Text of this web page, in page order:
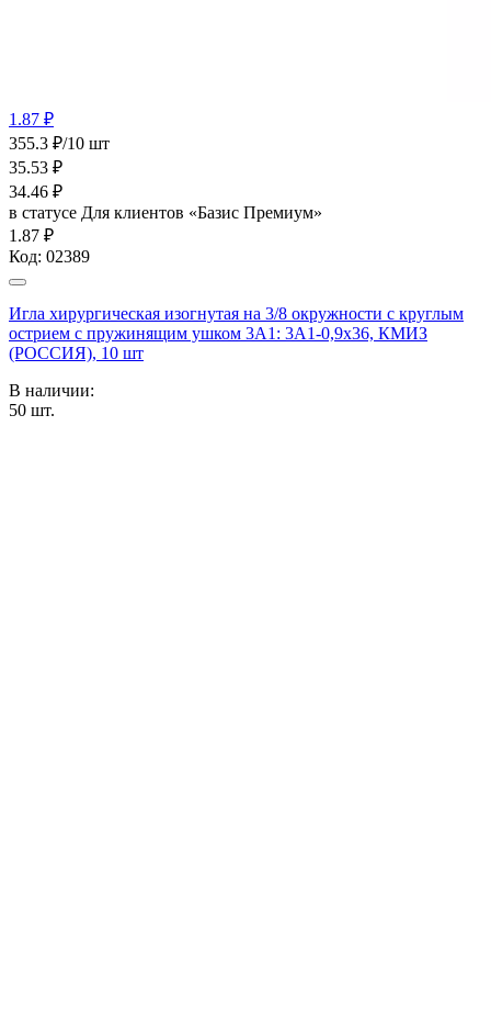
1.87 ₽
355.3 ₽/10 шт
35.53 ₽
34.46 ₽
в статусе Для клиентов «Базис Премиум»
1.87 ₽
Код: 02389
Игла хирургическая изогнутая на 3/8 окружности с круглым
острием с пружинящим ушком 3А1: 3А1-0,9х36, КМИЗ
(РОССИЯ), 10 шт
В наличии:
50 шт.